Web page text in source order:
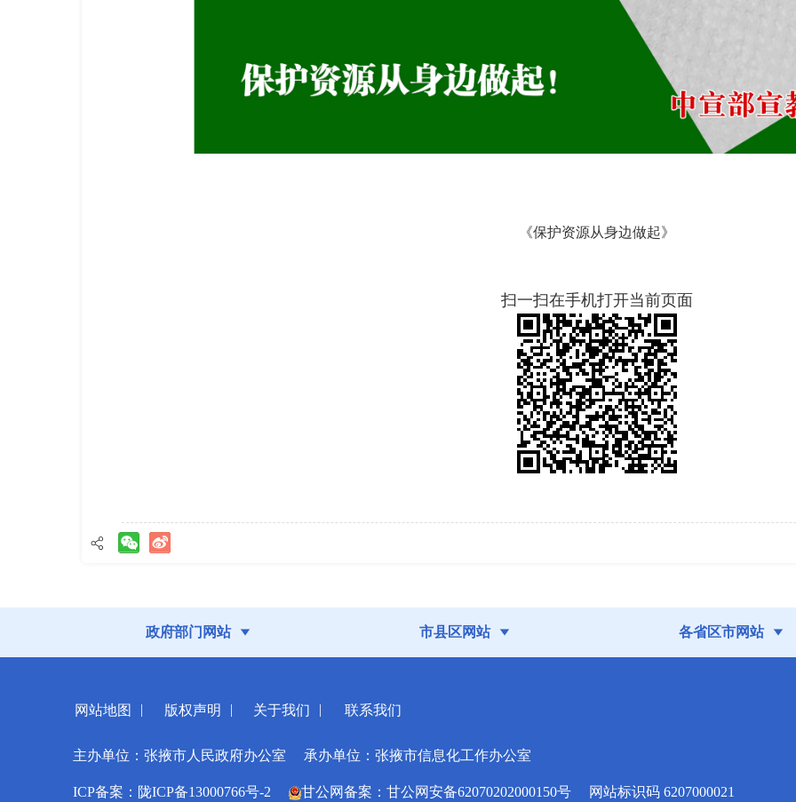
《保护资源从身边做起》
扫一扫在手机打开当前页面
政府部门网站 市县区网站 各省区市网站
网站地图 | 版权声明 | 关于我们 | 联系我们
主办单位：张掖市人民政府办公室 承办单位：张掖市信息化工作办公室
ICP备案：陇ICP备13000766号-2 甘公网备案：甘公网安备62070202000150号 网站标识码 6207000021